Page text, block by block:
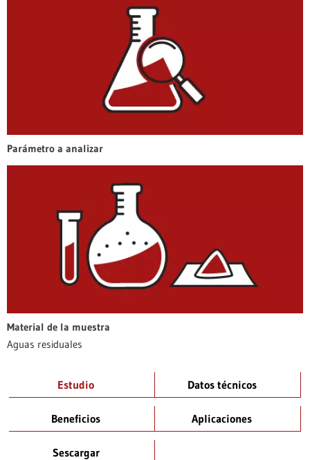
Parámetro a analizar
Material de la muestra
Aguas residuales
Estudio Datos técnicos
Beneficios Aplicaciones
Sescargar